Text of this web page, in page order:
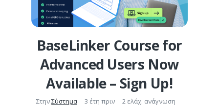
BaseLinker Course for
Advanced Users Now
Available – Sign Up!
ΣτηνΣύστημα 3 έτη πριν 2 ελάχ. ανάγνωση